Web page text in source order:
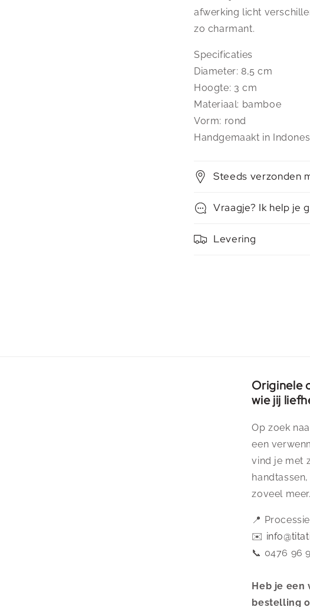
afwerking licht
zo charmant.
Specificaties
Diameter: 8,5 cm
Hoogte: 3 cm
Materiaal: bamboe
Vorm: rond
Handgemaakt in
Steeds verzonden
Vraagje? Ik help je
Levering
Originele
wie jij
Op zoek
een
vind je met
zoveel meer.
📍
✉️
📞 0476 96
Heb je een
bestelling